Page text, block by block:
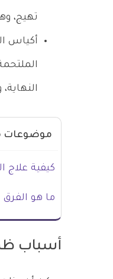
تهيج، وهو يمثل
أكياس
موضوعات
كيفية علاج
ما هو الفرق
أسباب